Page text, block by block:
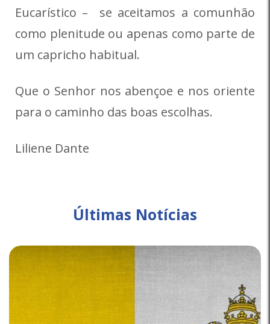
Eucarístico – se aceitamos a comunhão
como plenitude ou apenas como parte de
um capricho habitual.
Que o Senhor nos abençoe e nos oriente
para o caminho das boas escolhas.
Liliene Dante
Últimas Notícias